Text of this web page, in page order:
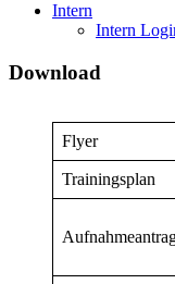
Intern
Intern
Download
Flyer
Trainingsplan